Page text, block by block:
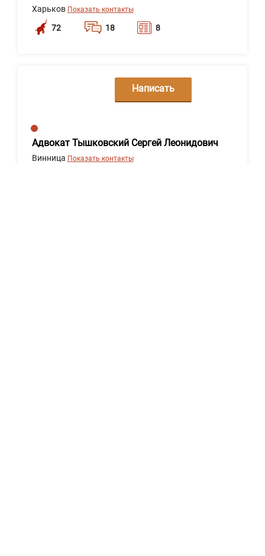
Харьков Показать контакты
72 18 8
Адвокат Тышковский Сергей Леонидович
Винница Показать контакты
Написать